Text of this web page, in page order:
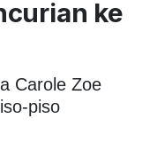
ke
Carole Zoe
piso